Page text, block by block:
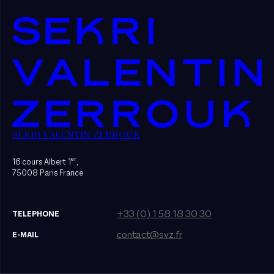
SEKRI VALENTIN ZERROUK
16 cours Albert 1er,
75008 Paris France
TELEPHONE +33 (0) 1 58 18 30 30
E-MAIL contact@svz.fr